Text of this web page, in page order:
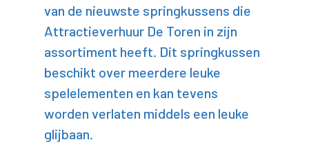
van de nieuwste springkussens die
Attractieverhuur De Toren in zijn
assortiment heeft. Dit springkussen
beschikt over meerdere leuke
spelelementen en kan tevens
worden verlaten middels een leuke
glijbaan.